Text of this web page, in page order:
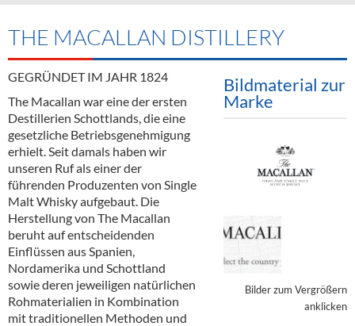
Unser Liefergebiet
Unser Team
Kontakt
Angebote Gastronomie & Großhandel
Gastronomie
Großhandel
Innovation - Die Neue Art des Bierzapfens
"DroughtMaster"
Neuigkeiten
Termine
MARKEN & PRODUKTE
Weine & Schaumwein
Sirup
Spirituosen
Bier
Alkoholfreie Getränke
Öle & Küchenartikel
Kaffee
Barzubehör
DIENSTLEISTUNGEN
Kommisionskauf & Lieferbedingungen
Fremddienstleistungen
THE MACALLAN DISTILLERY
GEGRÜNDET IM JAHR 1824
The Macallan war eine der ersten
Destillerien Schottlands, die eine
gesetzliche Betriebsgenehmigung
erhielt. Seit damals haben wir
unseren Ruf als einer der
führenden Produzenten von Single
Malt Whisky aufgebaut. Die
Herstellung von The Macallan
beruht auf entscheidenden
Einflüssen aus Spanien,
Nordamerika und Schottland
sowie deren jeweiligen natürlichen
Rohmaterialien in Kombination
mit traditionellen Methoden und
Bildmaterial zur
Marke
Bilder zum Vergrößern
anklicken